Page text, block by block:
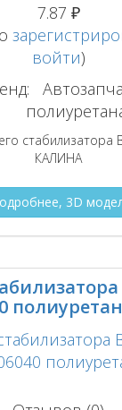
7.87 ₽
войти)
стабилизатора
КАЛИНА
3D
полиуретан